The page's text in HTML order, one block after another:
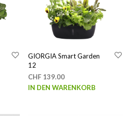
GIORGIA Smart Garden
12
CHF139.00
IN DEN WARENKORB